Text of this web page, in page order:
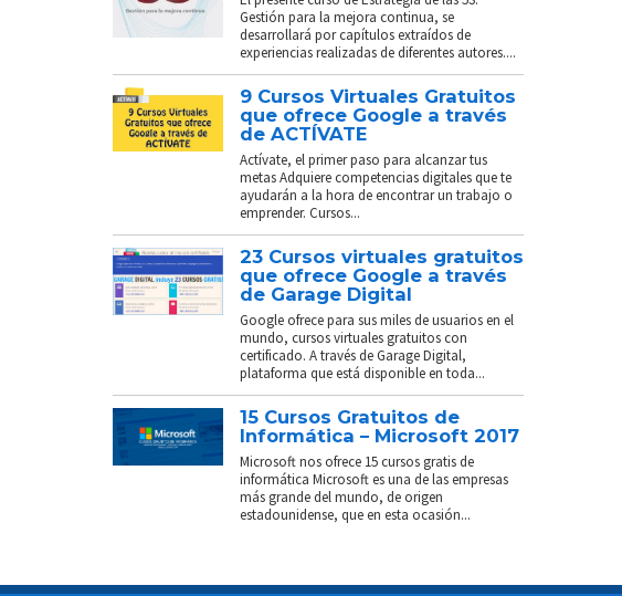
Gestión para la mejora continua, se
desarrollará por capítulos extraídos de
experiencias realizadas de diferentes autores....
9 Cursos Virtuales Gratuitos
que ofrece Google a través
de ACTÍVATE
Actívate, el primer paso para alcanzar tus
metas Adquiere competencias digitales que te
ayudarán a la hora de encontrar un trabajo o
emprender. Cursos...
23 Cursos virtuales gratuitos
que ofrece Google a través
de Garage Digital
Google ofrece para sus miles de usuarios en el
mundo, cursos virtuales gratuitos con
certificado. A través de Garage Digital,
plataforma que está disponible en toda...
15 Cursos Gratuitos de
Informática – Microsoft 2017
Microsoft nos ofrece 15 cursos gratis de
informática Microsoft es una de las empresas
más grande del mundo, de origen
estadounidense, que en esta ocasión...